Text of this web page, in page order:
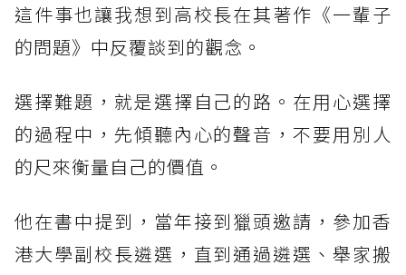
這件事也讓我想到高校長在其著作《一輩子
的問題》中反覆談到的觀念。
選擇難題，就是選擇自己的路。在用心選擇
的過程中，先傾聽內心的聲音，不要用別人
的尺來衡量自己的價值。
他在書中提到，當年接到獵頭邀請，參加香
港大學副校長遴選，直到通過遴選、舉家搬